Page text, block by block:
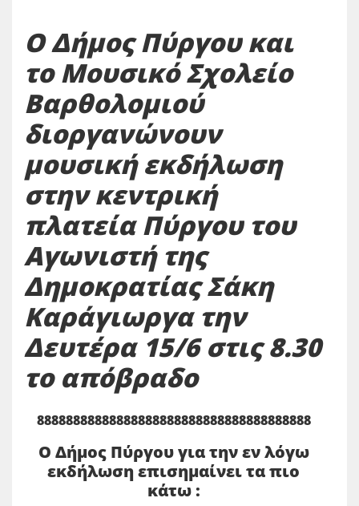
Ο Δήμος Πύργου και
το Μουσικό Σχολείο
Βαρθολομιού
διοργανώνουν
μουσική εκδήλωση
στην κεντρική
πλατεία Πύργου του
Αγωνιστή της
Δημοκρατίας Σάκη
Καράγιωργα την
Δευτέρα 15/6 στις 8.30
το απόβραδο
88888888888888888888888888888888888888
Ο Δήμος Πύργου για την εν λόγω
εκδήλωση επισημαίνει τα πιο
κάτω :